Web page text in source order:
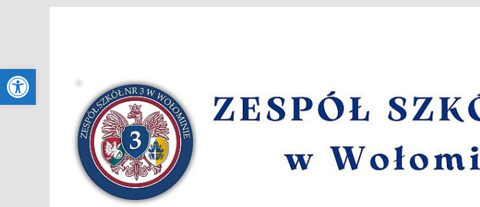
Otwórz pasek narzędzi